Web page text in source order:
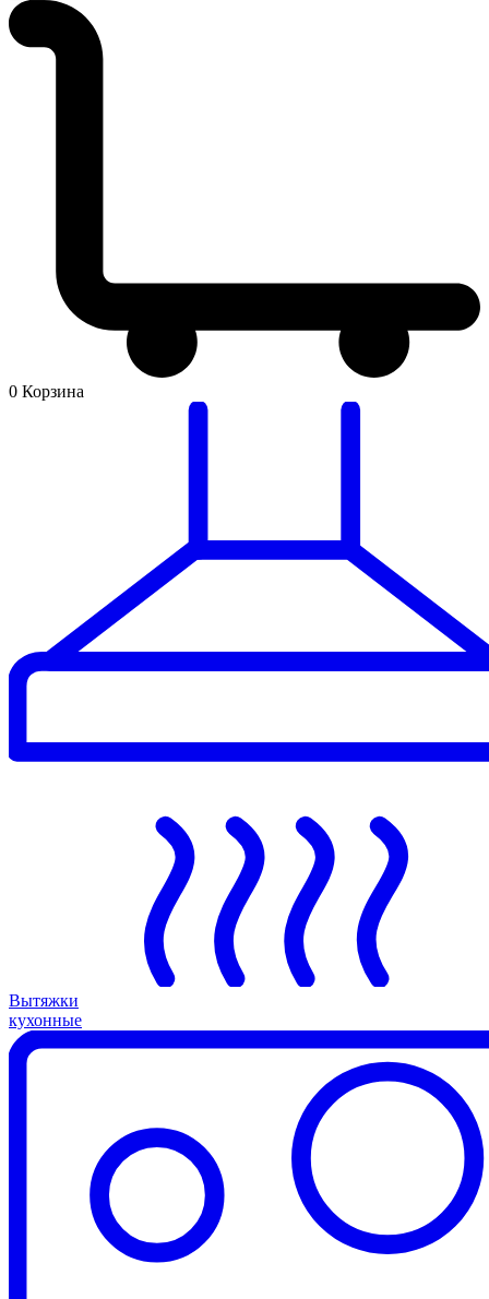
0 Корзина
Вытяжки
кухонные